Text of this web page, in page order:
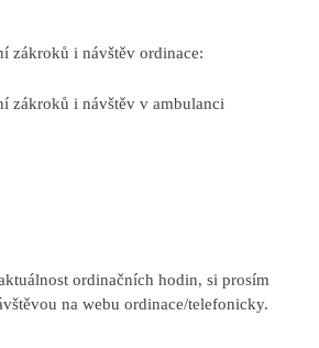
zákroků i návštěv ordinace:
zákroků i návštěv v ambulanci
ordinačních hodin, si prosím
na webu ordinace/telefonicky.